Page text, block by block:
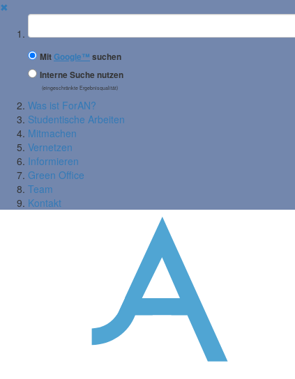
✖
Suchbegriff
MitGoogle™ suchen
Interne Suche nutzen
(eingeschränkte Ergebnisqualität)
Was ist ForAN?
Studentische Arbeiten
Mitmachen
Vernetzen
Informieren
Green Office
Team
Kontakt